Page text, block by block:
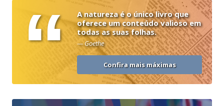
“
A natureza é o único livro que
oferece um conteúdo valioso em
todas as suas folhas.
— Goethe
Confira mais máximas